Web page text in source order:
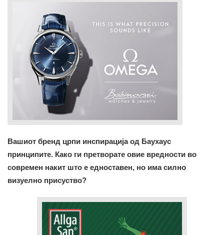
Вашиот бренд црпи инспирација од Баухаус
принципите. Како ги претворате овие вредности во
современ накит што е едноставен, но има силно
визуелно присуство?